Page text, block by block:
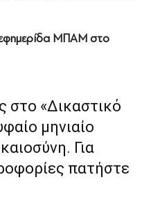
ΜΠΑΜ στο
στο «Δικαστικό
μηνιαίο
Για
πατήστε